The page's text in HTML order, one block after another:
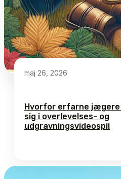
maj 26, 2026
Hvorfor erfarne
sig i overlevelses- og
udgravningsvideospil